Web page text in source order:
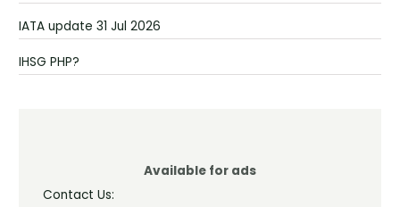
IATA update 31 Jul 2026
IHSG PHP?
Available for ads
Contact Us: